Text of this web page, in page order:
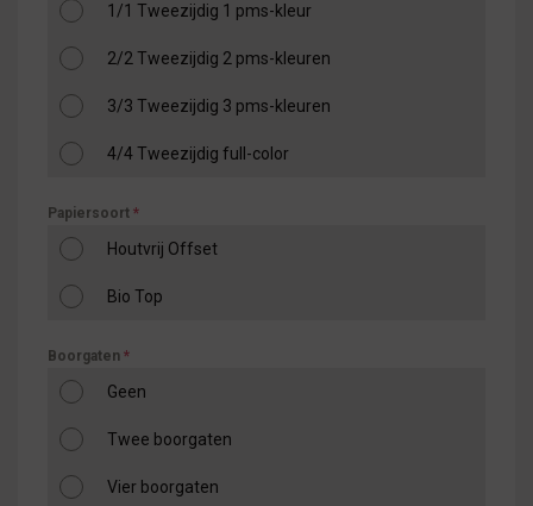
1/1 Tweezijdig 1 pms-kleur
2/2 Tweezijdig 2 pms-kleuren
3/3 Tweezijdig 3 pms-kleuren
4/4 Tweezijdig full-color
Papiersoort *
Houtvrij Offset
Bio Top
Boorgaten *
Geen
Twee boorgaten
Vier boorgaten